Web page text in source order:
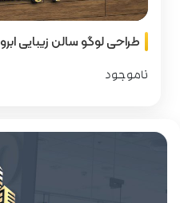
طراحی لوگو سالن زیبایی ابرو
ناموجود